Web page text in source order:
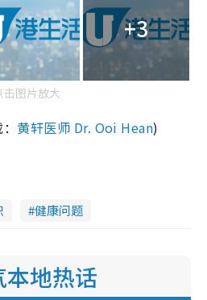
+3
击图片放大
黄轩医师 Dr. Ooi Hean)
健康问题
地热话